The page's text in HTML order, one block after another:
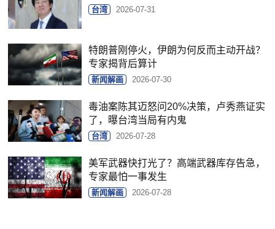
台湾 2026-07-31
特朗普刚停火，伊朗为何反而主动开战？
专家揭背后算计
新闻解画 2026-07-30
毒油案陈其迈怒问20%决策，卢秀燕证实
了，曝台湾当局有内鬼
台湾 2026-07-28
美军武器快打光了？高端武器库存告急，
专家最怕一事发生
新闻解画 2026-07-28